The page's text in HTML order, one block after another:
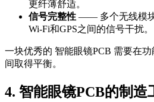
更纤薄舒适。
信号完整性 —— 多个无线模块
Wi-Fi和GPS之间的信号干扰。
一块优秀的 智能眼镜PCB 需要在
间取得平衡。
4. 智能眼镜PCB的制造